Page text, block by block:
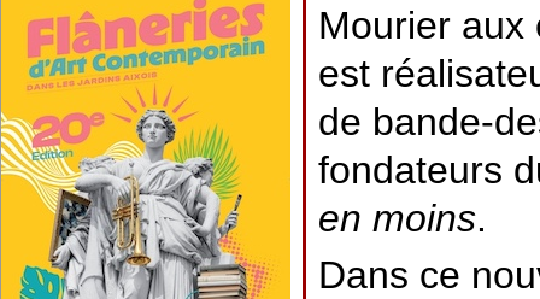
Mourier aux
est
de bande-
fondateurs
en moins.
Dans ce